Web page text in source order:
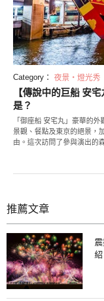
Category： 夜景・燈光秀
【傳說中的巨船 安
是？
「御座船 安宅丸」豪華的
景觀、餐點及東京的絕景，
由。這次訪問了參與演出的
推薦文章
紹